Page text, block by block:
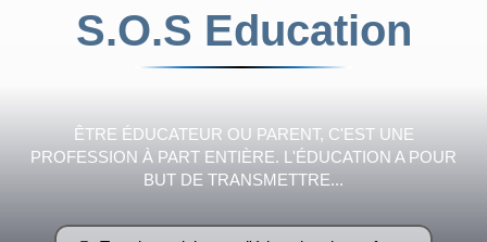
Fraternelle
–
S.O.S Education
ÊTRE ÉDUCATEUR OU PARENT, C'EST UNE
PROFESSION À PART ENTIÈRE. L'ÉDUCATION A POUR
BUT DE TRANSMETTRE...